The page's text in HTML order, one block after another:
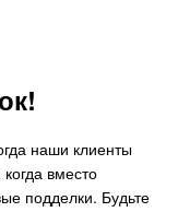
наши клиенты
вместо
подделки. Будьте